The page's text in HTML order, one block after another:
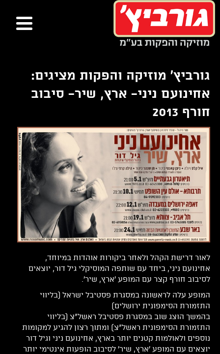
עבור
לתוכן
צור
קשר
גורביץ' מוזיקה והפקות מציגים:
אחינועם ניני- ארץ, שיר- סיבוב
חורף 2013
לאור דרישת הקהל ולאחר ביקורות אוהדות במיוחד,
אחינועם ניני, ביחד עם שותפה המוסיקלי גיל דור, יוצאים
לסיבוב חורף קצר עם המופע 'ארץ, שיר'.
המופע עלה לראשונה במסגרת פסטיבל ישראל (בליווי
התזמורת הסימפונית ירושלים)
בהמשך הוצג שוב במסגרת פסטיבל ראשל"צ (בליווי
התזמורת הסימפונית ראשל"צ) ומתוך רצון להגיע למקומות
נוספים ולאולמות קטנים יותר בארץ, אחינועם ניני וגיל דור
יוצאים עם המופע 'ארץ, שיר' לסיבוב הופעות אינטימי יותר